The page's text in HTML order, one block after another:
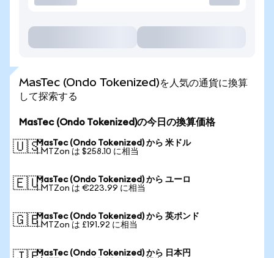
MasTec (Ondo Tokenized)を人気の通貨に換算
して探索する
MasTec (Ondo Tokenized)の今日の換算価格
🇺🇸MasTec (Ondo Tokenized) から 米ドル
1 MTZon は $258.10 に相当
🇪🇺MasTec (Ondo Tokenized) から ユーロ
1 MTZon は €223.99 に相当
🇬🇧MasTec (Ondo Tokenized) から 英ポンド
1 MTZon は £191.92 に相当
MasTec (Ondo Tokenized) から 日本円